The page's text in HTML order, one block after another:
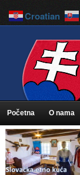
Početna O nama
Croatian